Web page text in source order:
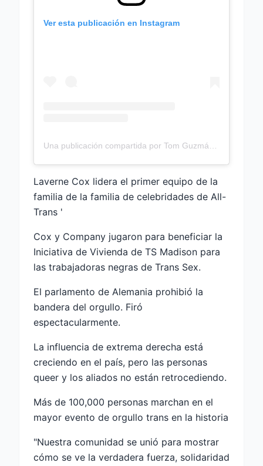
Ver esta publicación en Instagram
Laverne Cox lidera el primer equipo de la
familia de la familia de celebridades de All-
Trans '
Cox y Company jugaron para beneficiar la
Iniciativa de Vivienda de TS Madison para
las trabajadoras negras de Trans Sex.
El parlamento de Alemania prohibió la
bandera del orgullo. Firó
espectacularmente.
La influencia de extrema derecha está
creciendo en el país, pero las personas
queer y los aliados no están retrocediendo.
Más de 100,000 personas marchan en el
mayor evento de orgullo trans en la historia
"Nuestra comunidad se unió para mostrar
cómo se ve la verdadera fuerza, solidaridad